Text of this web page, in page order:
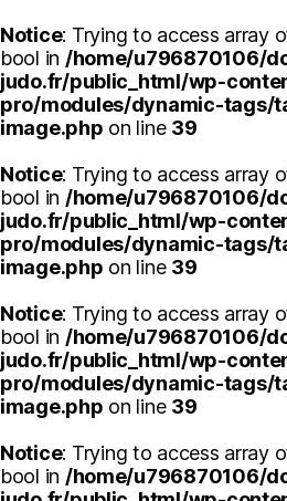
Notice: Trying to access array
bool in /home/u796870106/
judo.fr/public_html/wp-
pro/modules/dynamic-tags/
image.php on line 39
Notice: Trying to access array
bool in /home/u796870106/
judo.fr/public_html/wp-
pro/modules/dynamic-tags/
image.php on line 39
Notice: Trying to access array
bool in /home/u796870106/
judo.fr/public_html/wp-
pro/modules/dynamic-tags/
image.php on line 39
Notice: Trying to access array
bool in /home/u796870106/